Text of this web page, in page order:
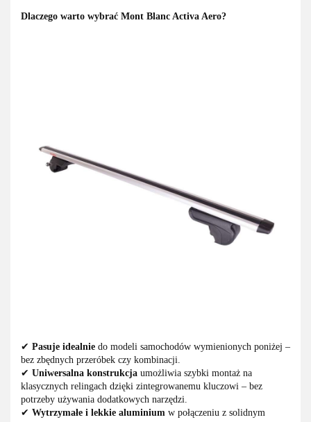
Dlaczego warto wybrać Mont Blanc Activa Aero?
✔ Pasuje idealnie do modeli samochodów wymienionych poniżej –
bez zbędnych przeróbek czy kombinacji.
✔ Uniwersalna konstrukcja umożliwia szybki montaż na
klasycznych relingach dzięki zintegrowanemu kluczowi – bez
potrzeby używania dodatkowych narzędzi.
✔ Wytrzymałe i lekkie aluminium w połączeniu z solidnym